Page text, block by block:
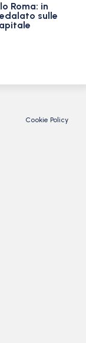
Roma: in
sulle
Cookie Policy